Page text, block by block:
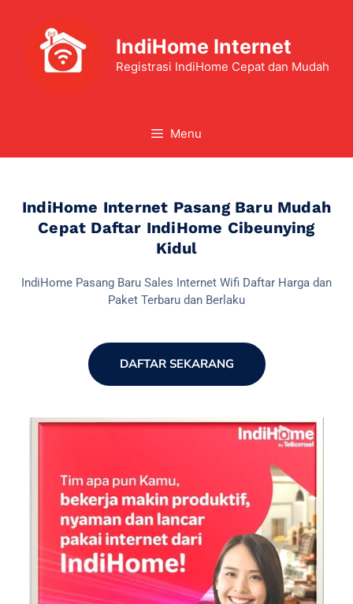
IndiHome Internet
Registrasi IndiHome Cepat dan Mudah
Menu
IndiHome Internet Pasang Baru Mudah
Cepat Daftar IndiHome Cibeunying
Kidul
IndiHome Pasang Baru Sales Internet Wifi Daftar Harga dan
Paket Terbaru dan Berlaku
DAFTAR SEKARANG